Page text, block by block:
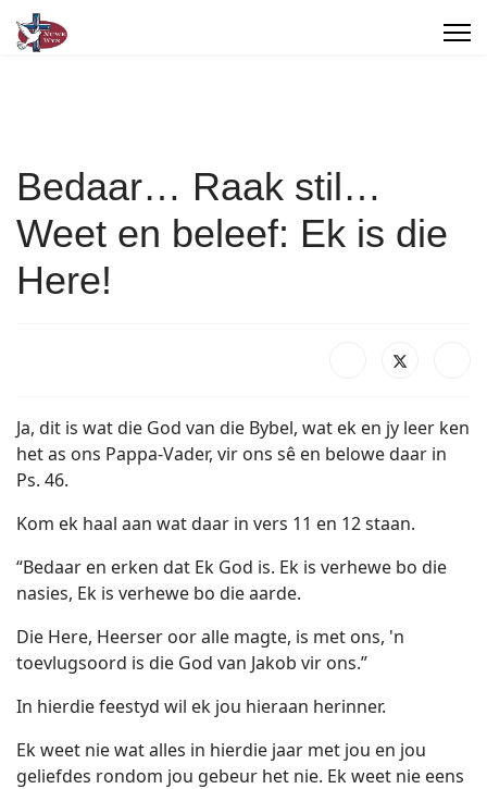
Bedaar… Raak stil…
Weet en beleef: Ek is die
Here!
Ja, dit is wat die God van die Bybel, wat ek en jy leer ken
het as ons Pappa-Vader, vir ons sê en belowe daar in
Ps. 46.
Kom ek haal aan wat daar in vers 11 en 12 staan.
“Bedaar en erken dat Ek God is. Ek is verhewe bo die
nasies, Ek is verhewe bo die aarde.
Die Here, Heerser oor alle magte, is met ons, 'n
toevlugsoord is die God van Jakob vir ons.”
In hierdie feestyd wil ek jou hieraan herinner.
Ek weet nie wat alles in hierdie jaar met jou en jou
geliefdes rondom jou gebeur het nie. Ek weet nie eens